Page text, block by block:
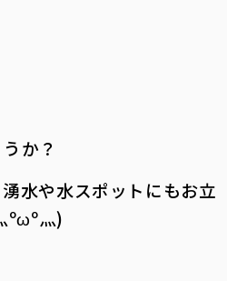
か？
水や水スポットにもお立
ºωº灬)